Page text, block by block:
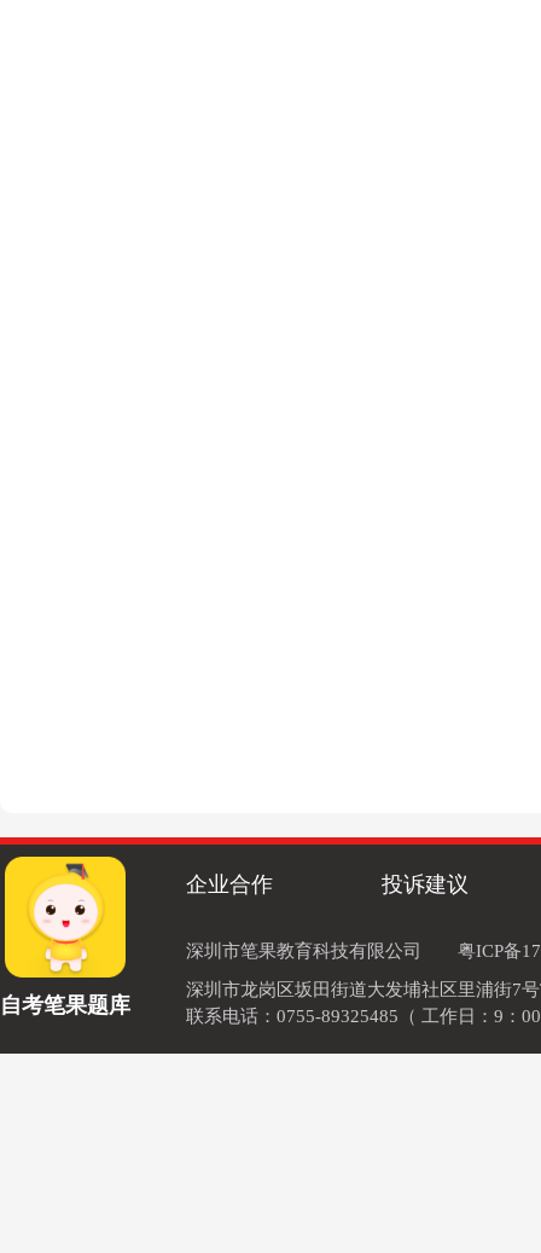
自考笔果题库
企业合作 投诉建议
深圳市笔果教育科技有限公司
粤ICP备
深圳市龙岗区坂田街道大发埔社区里浦街7
联系电话：0755-89325485（ 工作日：9：